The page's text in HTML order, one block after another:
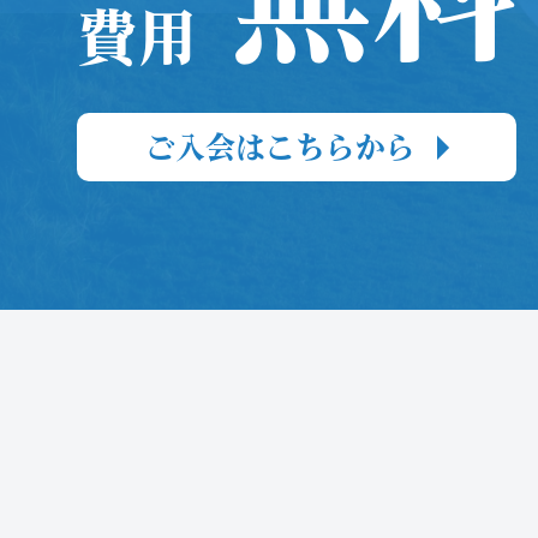
費用
ご入会はこちらから